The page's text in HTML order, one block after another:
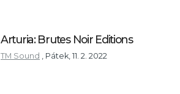
Arturia: Brutes Noir Editions
TM Sound , Pátek, 11. 2. 2022